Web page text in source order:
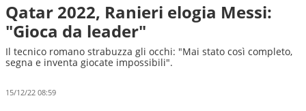
Qatar 2022, Ranieri elogia Messi:
"Gioca da leader"
Il tecnico romano strabuzza gli occhi: "Mai stato così completo,
segna e inventa giocate impossibili".
15/12/22 08:59